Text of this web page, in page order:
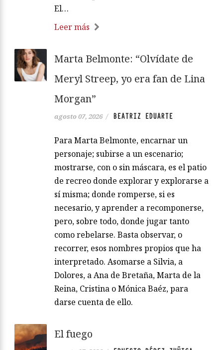
El…
Leer más
Marta Belmonte: “Olvídate de
Meryl Streep, yo era fan de Lina
Morgan”
agosto 07, 2026 / BEATRIZ EDUARTE
Para Marta Belmonte, encarnar un
personaje; subirse a un escenario;
mostrarse, con o sin máscara, es el patio
de recreo donde explorar y explorarse a
sí misma; donde romperse, si es
necesario, y aprender a recomponerse,
pero, sobre todo, donde jugar tanto
como rebelarse. Basta observar, o
recorrer, esos nombres propios que ha
interpretado. Asomarse a Silvia, a
Dolores, a Ana de Bretaña, Marta de la
Reina, Cristina o Mónica Baéz, para
darse cuenta de ello.
El fuego